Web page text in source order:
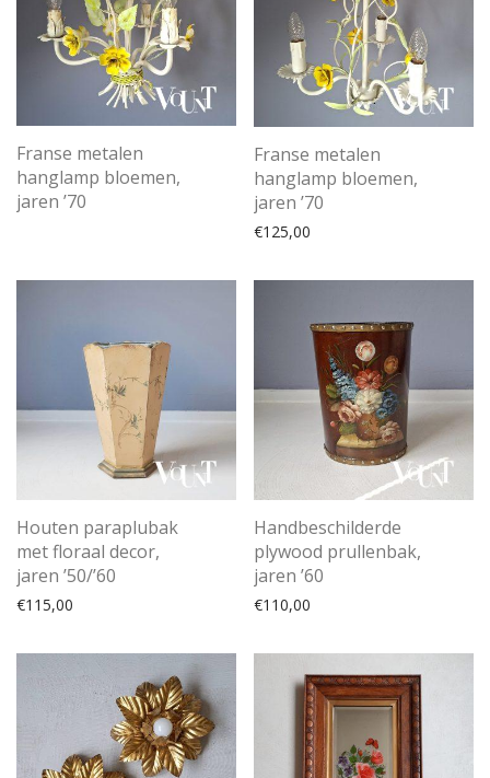
Franse metalen
hanglamp bloemen,
jaren ’70
Franse metalen
hanglamp bloemen,
jaren ’70
€125,00
Houten paraplubak
met floraal decor,
jaren ’50/’60
€115,00
Handbeschilderde
plywood prullenbak,
jaren ’60
€110,00